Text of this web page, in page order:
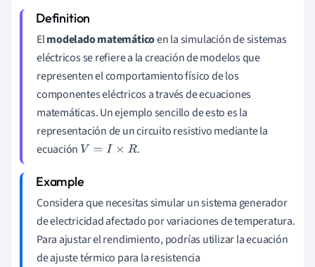
Elmodelado matemáticoen la simulación de sistemas
eléctricos se refiere a la creación de modelos que
representen el comportamiento físico de los
componentes eléctricos a través de ecuaciones
matemáticas. Un ejemplo sencillo de esto es la
representación de un circuito resistivo mediante la
ecuación V= I×R .
Considera que necesitas simular un sistema generador
de electricidad afectado por variaciones de temperatura.
Para ajustar el rendimiento, podrías utilizar la ecuación
de ajuste térmico para la resistencia